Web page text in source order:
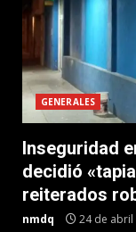
GENERALES
Inseguridad
decidió
reiterados
nmdq 24 de abril